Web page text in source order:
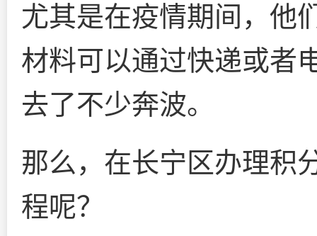
尤其是在疫情期间，他
材料可以通过快递或者
去了不少奔波。
那么，在长宁区办理积
程呢？